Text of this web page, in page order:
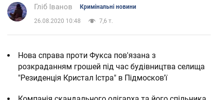
Гліб Іванов Кримінальні новини
26.08.2020 10:48 7,6 т.
Нова справа проти Фукса пов'язана з
розкраданням грошей під час будівництва селища
"Резиденція Кристал Істра" в Підмосков'ї